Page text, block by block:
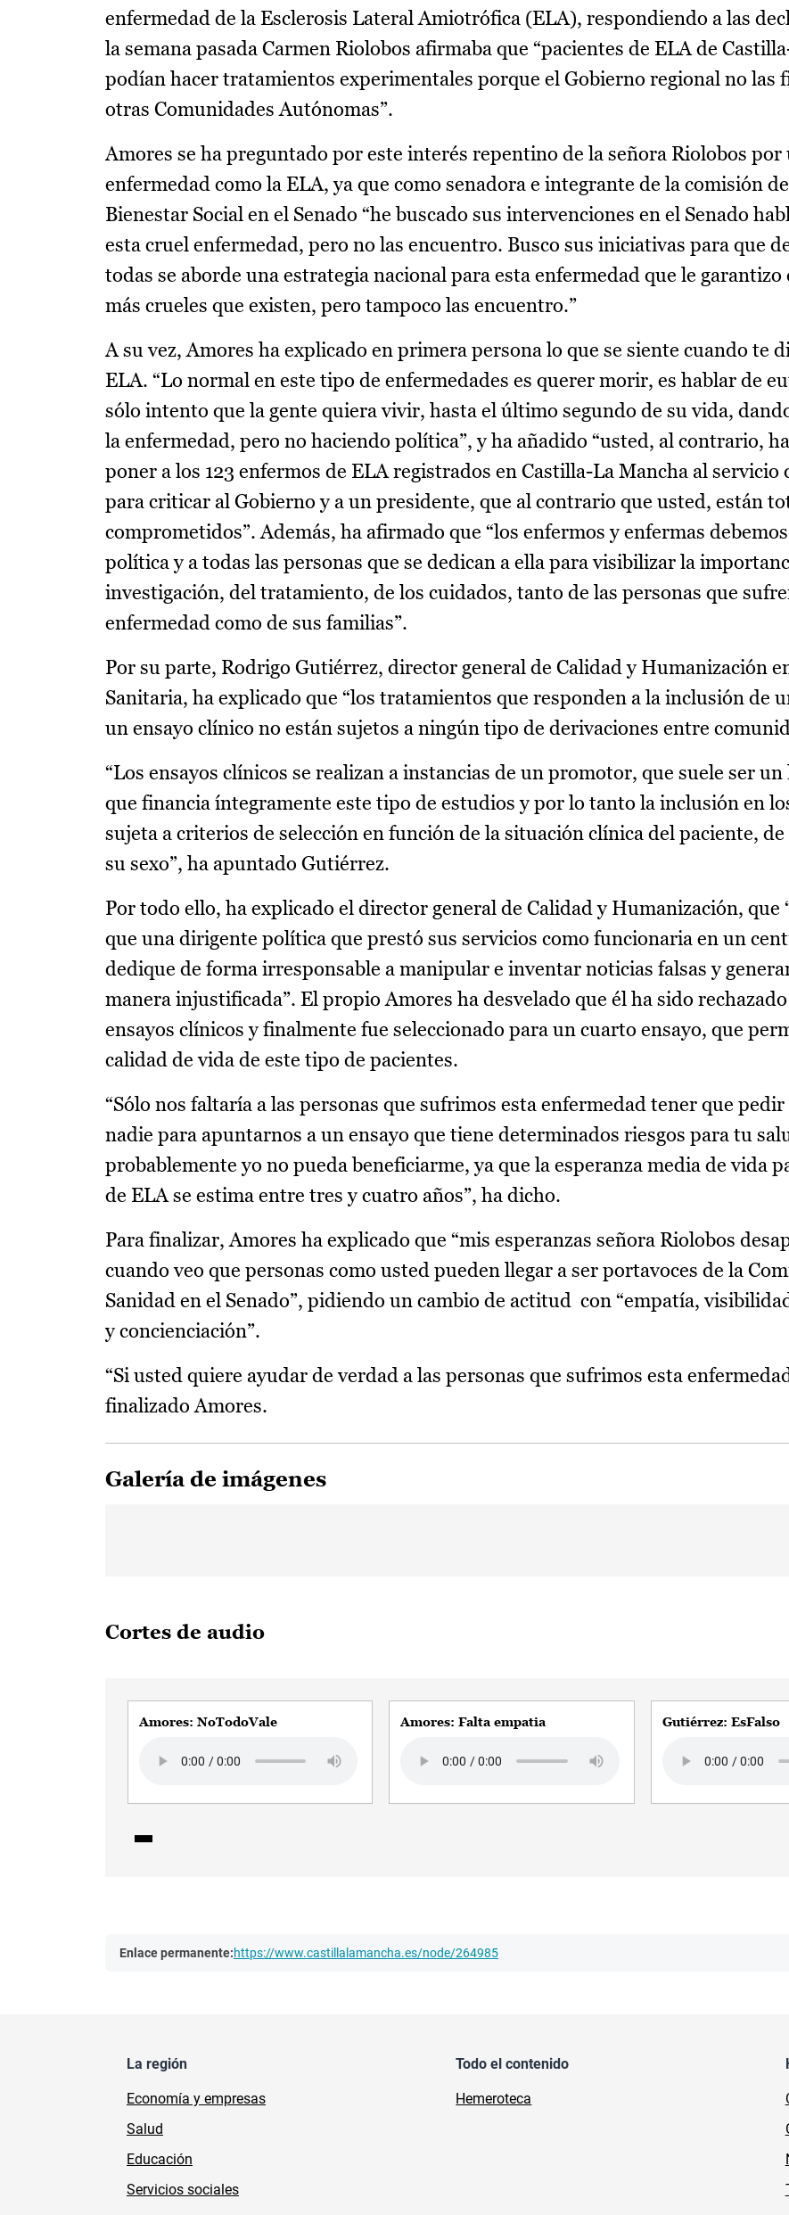
enfermedad de la Esclerosis Lateral Amiotrófica (ELA), respondiendo a las
la semana pasada Carmen Riolobos afirmaba que “pacientes de ELA de
podían hacer tratamientos experimentales porque el Gobierno regional no las
otras Comunidades Autónomas”.
Amores se ha preguntado por este interés repentino de la señora Riolobos por
enfermedad como la ELA, ya que como senadora e integrante de la comisión
Bienestar Social en el Senado “he buscado sus intervenciones en el Senado
esta cruel enfermedad, pero no las encuentro. Busco sus iniciativas para que
todas se aborde una estrategia nacional para esta enfermedad que le garantizo
más crueles que existen, pero tampoco las encuentro.”
A su vez, Amores ha explicado en primera persona lo que se siente cuando te
ELA. “Lo normal en este tipo de enfermedades es querer morir, es hablar de
sólo intento que la gente quiera vivir, hasta el último segundo de su vida,
la enfermedad, pero no haciendo política”, y ha añadido “usted, al contrario,
poner a los 123 enfermos de ELA registrados en Castilla-La Mancha al servicio
para criticar al Gobierno y a un presidente, que al contrario que usted, están
comprometidos”. Además, ha afirmado que “los enfermos y enfermas
política y a todas las personas que se dedican a ella para visibilizar la
investigación, del tratamiento, de los cuidados, tanto de las personas que
enfermedad como de sus familias”.
Por su parte, Rodrigo Gutiérrez, director general de Calidad y Humanización
Sanitaria, ha explicado que “los tratamientos que responden a la inclusión de
un ensayo clínico no están sujetos a ningún tipo de derivaciones entre
“Los ensayos clínicos se realizan a instancias de un promotor, que suele ser
que financia íntegramente este tipo de estudios y por lo tanto la inclusión en
sujeta a criterios de selección en función de la situación clínica del paciente, de
su sexo”, ha apuntado Gutiérrez.
Por todo ello, ha explicado el director general de Calidad y Humanización, que
que una dirigente política que prestó sus servicios como funcionaria en un
dedique de forma irresponsable a manipular e inventar noticias falsas y
manera injustificada”. El propio Amores ha desvelado que él ha sido
ensayos clínicos y finalmente fue seleccionado para un cuarto ensayo, que
calidad de vida de este tipo de pacientes.
“Sólo nos faltaría a las personas que sufrimos esta enfermedad tener que
nadie para apuntarnos a un ensayo que tiene determinados riesgos para tu
probablemente yo no pueda beneficiarme, ya que la esperanza media de vida
de ELA se estima entre tres y cuatro años”, ha dicho.
Para finalizar, Amores ha explicado que “mis esperanzas señora Riolobos
cuando veo que personas como usted pueden llegar a ser portavoces de la
Sanidad en el Senado”, pidiendo un cambio de actitud con “empatía,
y concienciación”.
“Si usted quiere ayudar de verdad a las personas que sufrimos esta
finalizado Amores.
Galería de imágenes
Cortes de audio
Amores: NoTodoVale Amores: Falta empatia Gutiérrez: EsFalso
Enlace permanente:https://www.castillalamancha.es/node/264985
La región
Economía y empresas
Salud
Educación
Servicios sociales
Todo el contenido
Hemeroteca